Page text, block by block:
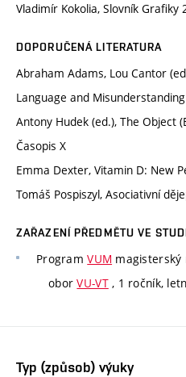
Vladimír Kokolia, Slovník Grafiky
DOPORUČENÁ LITERATURA
Abraham Adams, Lou Cantor
Language and Misunderstanding
Antony Hudek (ed.), The Object
Časopis X
Emma Dexter, Vitamin D: New
Tomáš Pospiszyl, Asociativní
ZAŘAZENÍ PŘEDMĚTU VE
ProgramVUM magisterský
oborVU-VT, 1 ročník,
Typ (způsob) výuky